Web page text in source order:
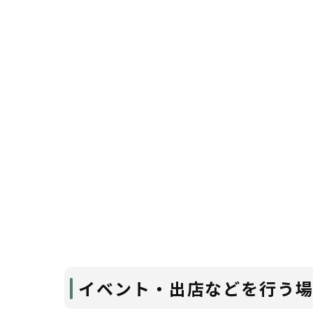
イベント・出店などを行う